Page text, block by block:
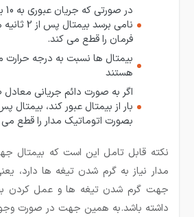
نامی برسد
فرمان را قطع می کند.
بیمتال ها نسبت به درجه
هستند
بصورت اتوماتیک مدار را قطع می
نکته قابل تامل این است که بیمتال
مدار نیاز به گرم شدن تیغه ها دارد،
جهت گرم شدن تیغه ها و عمل کردن
داشته باشد.به همین جهت در صورت